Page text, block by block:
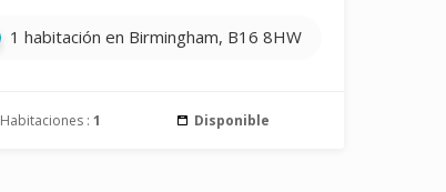
1 habitación en Birmingham, B16 8HW
Habitaciones : 1 Disponible